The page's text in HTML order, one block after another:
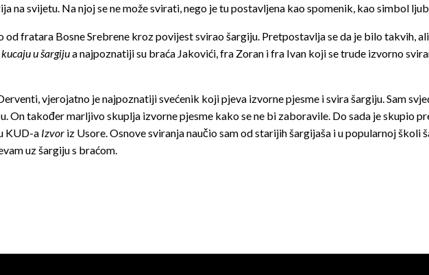
na svijetu. Na njoj se ne može svirati, nego je tu postavljena kao spomenik, kao simbol
od fratara Bosne Srebrene kroz povi­jest svirao šargiju. Pretpostavlja se da je bilo takvih,
kucaju u šargijua najpoznatiji su braća Jakovići, fra Zoran i fra Ivan koji se trude izvorno
vjerojatno je najpoznatiji svećenik koji pjeva izvorne pjesme i svira šargiju. Sam
On također marljivo skuplja izvorne pjesme kako se ne bi zaboravile. Do sada je skupio
KUD-a Izvor iz Usore. Osnove sviranja nau­čio sam od starijih šargijaša i u po­pularnoj školi
uz šargiju s braćom.